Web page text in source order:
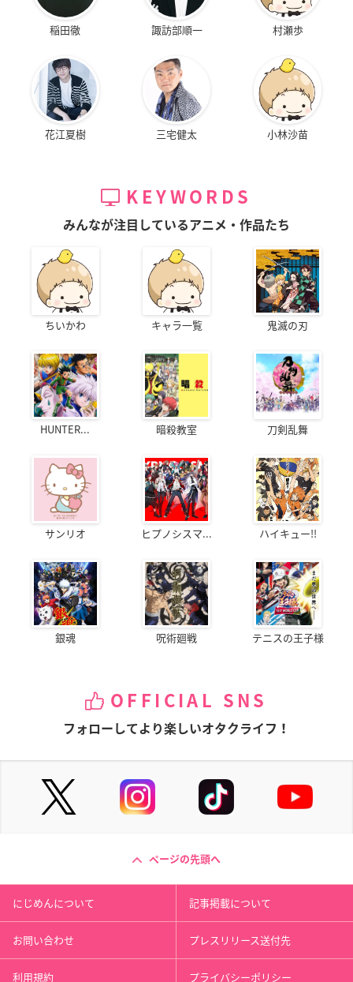
稲田徹 諏訪部順一 村瀬歩
花江夏樹 三宅健太 小林沙苗
KEYWORDS
みんなが注目しているアニメ・作品たち
ちいかわ キャラ一覧 鬼滅の刃
HUNTER... 暗殺教室 刀剣乱舞
サンリオ ヒプノシスマ... ハイキュー!!
銀魂 呪術廻戦 テニスの王子様
OFFICIAL SNS
フォローしてより楽しいオタクライフ！
ページの先頭へ
にじめんについて 記事掲載について
お問い合わせ プレスリリース送付先
利用規約 プライバシーポリシー